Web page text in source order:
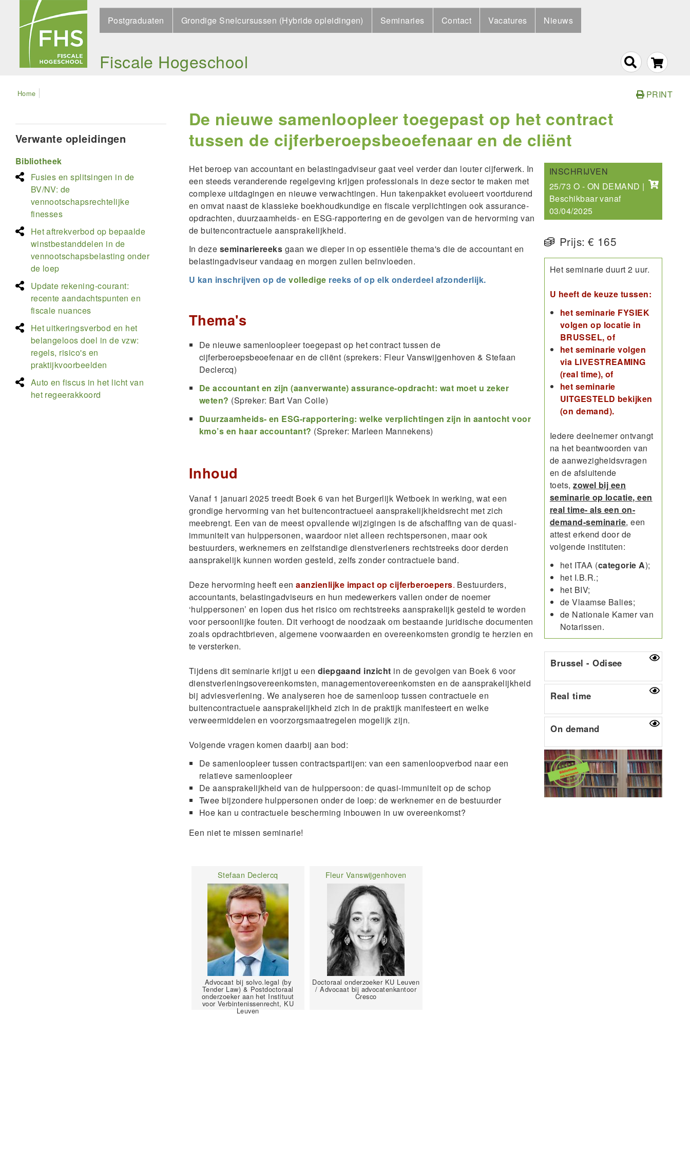
navigation
Fiscale Hogeschool
Postgraduaten Grondige Snelcursussen (Hybride opleidingen) Seminaries Contact Vacatures Nieuws
Search
PRINT
Kruimelpad
Home
De nieuwe samenloopleer toegepast op het contract
tussen de cijferberoepsbeoefenaar en de cliënt
Het beroep van accountant en belastingadviseur gaat veel verder dan louter cijferwerk. In
een steeds veranderende regelgeving krijgen professionals in deze sector te maken met
complexe uitdagingen en nieuwe verwachtingen. Hun takenpakket evolueert voortdurend
en omvat naast de klassieke boekhoudkundige en fiscale verplichtingen ook assurance-
opdrachten, duurzaamheids- en ESG-rapportering en de gevolgen van de hervorming van
de buitencontractuele aansprakelijkheid.
In deze seminariereeks gaan we dieper in op essentiële thema's die de accountant en
belastingadviseur vandaag en morgen zullen beïnvloeden.
U kan inschrijven op devolledige reeks of op elk onderdeel afzonderlijk.
Thema's
De nieuwe samenloopleer toegepast op het contract tussen de
cijferberoepsbeoefenaar en de cliënt (sprekers: Fleur Vanswijgenhoven & Stefaan
Declercq)
De accountant en zijn (aanverwante) assurance-opdracht: wat moet u zeker
weten? (Spreker: Bart Van Coile)
Duurzaamheids- en ESG-rapportering: welke verplichtingen zijn in aantocht voor
kmo’s en haar accountant? (Spreker: Marleen Mannekens)
Inhoud
Vanaf 1 januari 2025 treedt Boek 6 van het Burgerlijk Wetboek in werking, wat een
grondige hervorming van het buitencontractueel aansprakelijkheidsrecht met zich
meebrengt. Een van de meest opvallende wijzigingen is de afschaffing van de quasi-
immuniteit van hulppersonen, waardoor niet alleen rechtspersonen, maar ook
bestuurders, werknemers en zelfstandige dienstverleners rechtstreeks door derden
aansprakelijk kunnen worden gesteld, zelfs zonder contractuele band.
Deze hervorming heeft eenaanzienlijke impact op cijferberoepers. Bestuurders,
accountants, belastingadviseurs en hun medewerkers vallen onder de noemer
‘hulppersonen’ en lopen dus het risico om rechtstreeks aansprakelijk gesteld te worden
voor persoonlijke fouten. Dit verhoogt de noodzaak om bestaande juridische documenten
zoals opdrachtbrieven, algemene voorwaarden en overeenkomsten grondig te herzien en
te versterken.
Tijdens dit seminarie krijgt u een diepgaand inzicht in de gevolgen van Boek 6 voor
dienstverleningsovereenkomsten, managementovereenkomsten en de aansprakelijkheid
bij adviesverlening. We analyseren hoe de samenloop tussen contractuele en
buitencontractuele aansprakelijkheid zich in de praktijk manifesteert en welke
verweermiddelen en voorzorgsmaatregelen mogelijk zijn.
Volgende vragen komen daarbij aan bod:
De samenloopleer tussen contractspartijen: van een samenloopverbod naar een
relatieve samenloopleer
De aansprakelijkheid van de hulppersoon: de quasi-immuniteit op de schop
Twee bijzondere hulppersonen onder de loep: de werknemer en de bestuurder
Hoe kan u contractuele bescherming inbouwen in uw overeenkomst?
Een niet te missen seminarie!
Stefaan Declercq
Advocaat bij solvo.legal (by
Tender Law) & Postdoctoraal
onderzoeker aan het Instituut
voor Verbintenissenrecht, KU
Leuven
Fleur Vanswijgenhoven
Doctoraal onderzoeker KU Leuven
/ Advocaat bij advocatenkantoor
Cresco
INSCHRIJVEN
25/73 O - ON DEMAND |
Beschikbaar vanaf
03/04/2025
Prijs: € 165
Het seminarie duurt 2 uur.
U heeft de keuze tussen:
het seminarie FYSIEK
volgen op locatie in
BRUSSEL, of
het seminarie volgen
via LIVESTREAMING
(real time), of
het seminarie
UITGESTELD bekijken
(on demand).
Iedere deelnemer ontvangt
na het beantwoorden van
de aanwezigheidsvragen
en de afsluitende
toets,zowel bij een
seminarie op locatie, een
real time- als een on-
demand-seminarie, een
attest erkend door de
volgende instituten:
het ITAA (categorie A);
het I.B.R.;
het BIV;
de Vlaamse Balies;
de Nationale Kamer van
Notarissen.
Brussel - Odisee
Real time
On demand
Verwante opleidingen
Bibliotheek
Fusies en splitsingen in de
BV/NV: de
vennootschapsrechtelijke
finesses
Het aftrekverbod op bepaalde
winstbestanddelen in de
vennootschapsbelasting onder
de loep
Update rekening-courant:
recente aandachtspunten en
fiscale nuances
Het uitkeringsverbod en het
belangeloos doel in de vzw:
regels, risico's en
praktijkvoorbeelden
Auto en fiscus in het licht van
het regeerakkoord